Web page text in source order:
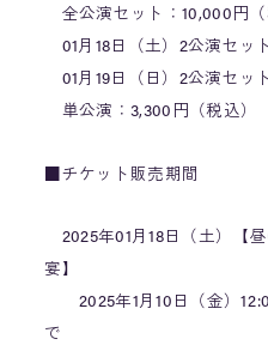
全公演セット：10,000円（
01月18日（土）2公演セッ
01月19日（日）2公演セッ
単公演：3,300円（税込）
■チケット販売期間
2025年01月18日（土）【
宴】
2025年1月10日（金）
で